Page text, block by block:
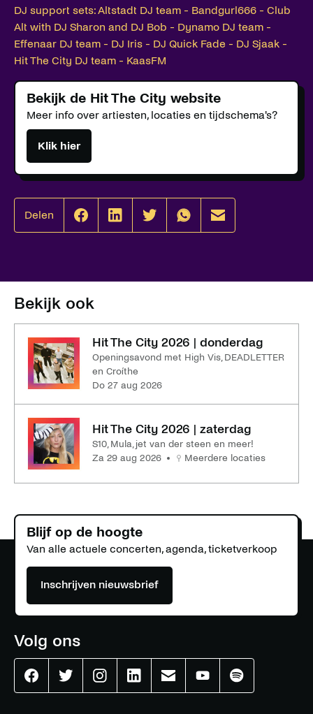
DJ support sets: Altstadt DJ team - Bandgurl666 - Club
Alt with DJ Sharon and DJ Bob - Dynamo DJ team -
Effenaar DJ team - DJ Iris - DJ Quick Fade - DJ Sjaak -
Hit The City DJ team - KaasFM
Bekijk de Hit The City website
Meer info over artiesten, locaties en tijdschema's?
Klik hier
Delen
Effenaar
op
Effenaar
op
Effenaar
op
Effenaar
op
Effenaar
op
Bekijk ook
Hit The City 2026 | donderdag
Openingsavond met High Vis, DEADLETTER
en Croíthe
do 27 aug 2026
Hit The City 2026 | zaterdag
S10, Mula, jet van der steen en meer!
za 29 aug 2026
Meerdere locaties
Blijf op de hoogte
Van alle actuele concerten, agenda, ticketverkoop
Inschrijven nieuwsbrief
Volg ons
EffenaarEffenaarEffenaarEffenaarEffenaarEffenaarEffenaar